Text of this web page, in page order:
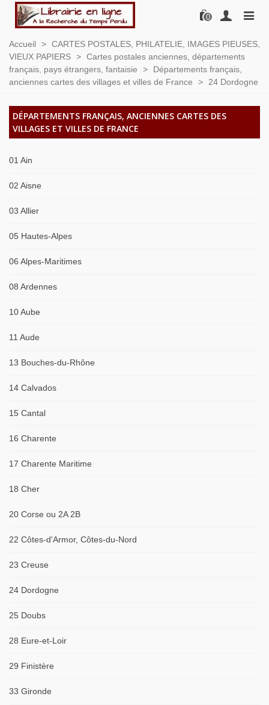
0
Accueil > CARTES POSTALES, PHILATELIE, IMAGES PIEUSES,
VIEUX PAPIERS > Cartes postales anciennes, départements
français, pays étrangers, fantaisie
>
Départements français,
anciennes cartes des villages et villes de France
> 24 Dordogne
DÉPARTEMENTS FRANÇAIS, ANCIENNES CARTES DES
VILLAGES ET VILLES DE FRANCE
01 Ain
02 Aisne
03 Allier
05 Hautes-Alpes
06 Alpes-Maritimes
08 Ardennes
10 Aube
11 Aude
13 Bouches-du-Rhône
14 Calvados
15 Cantal
16 Charente
17 Charente Maritime
18 Cher
20 Corse ou 2A 2B
22 Côtes-d'Armor, Côtes-du-Nord
23 Creuse
24 Dordogne
25 Doubs
28 Eure-et-Loir
29 Finistère
33 Gironde